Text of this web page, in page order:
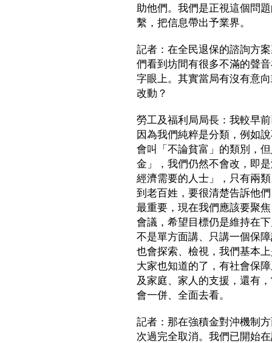
助他們。我們是正視這個問
繫，把信息帶出予業界。
記者：在全民退保的諮詢方
們看到坊間有很多不滿的聲
字眼上。其實當局有沒有意
改動？
勞工及福利局局長：我較早
因為我們純粹是分類，例如
會叫「不論貧富」的類別，
金」，我們仍然不會改，即
經濟需要的人士」，只有兩
到老百姓，要很清楚告訴他
最重要，現在我們應該要聚
會議，希望目標仍是維持在
不是單方面講、只講一個保
也會探索、檢視，我們基本
大家也知道的了，有社會保
及家庭、家人的支援，還有
會一併、全面去看。
記者：那在強積金對沖機制
次過完全取消。我們已開始